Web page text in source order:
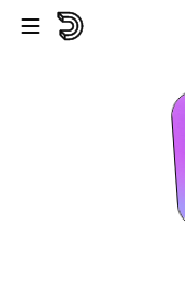
Skip to main content